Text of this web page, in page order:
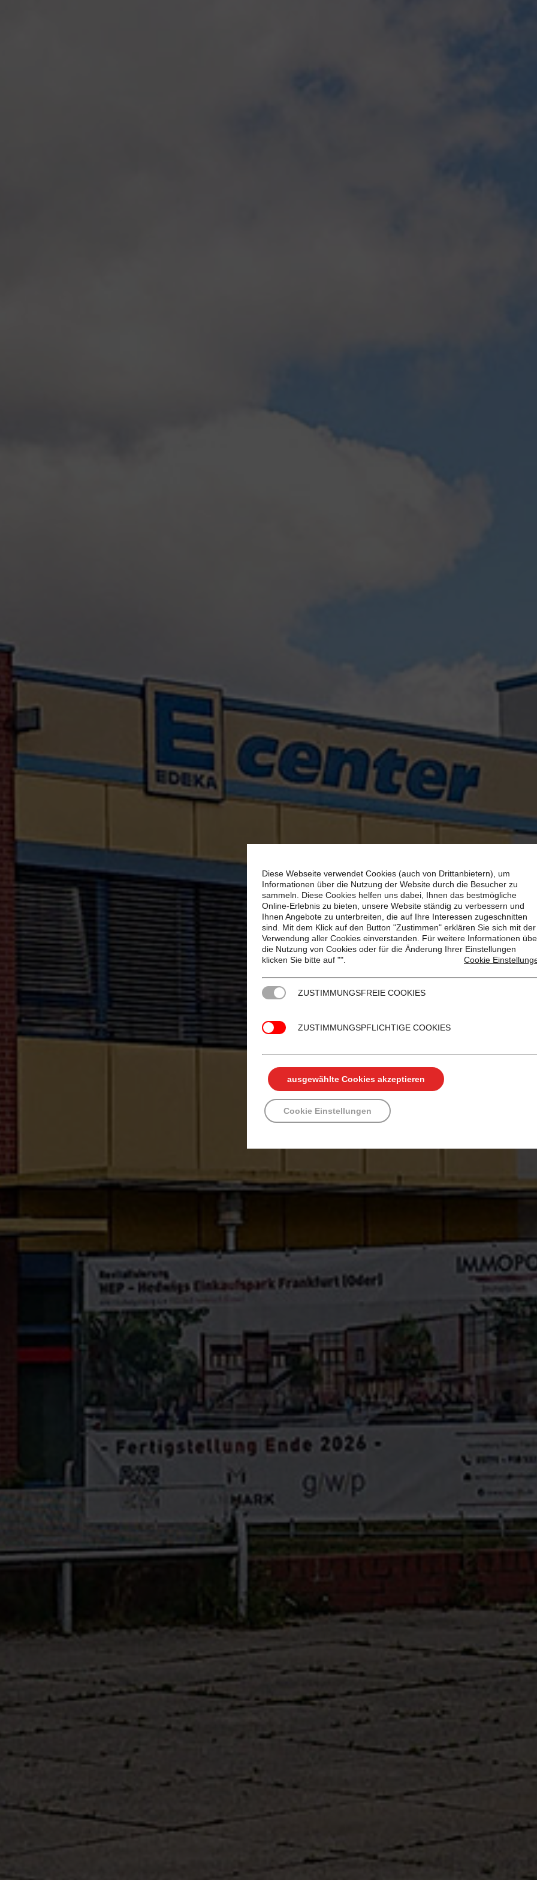
Diese Webseite verwendet Cookies (auch von Drittanbietern), um
Informationen über die Nutzung der Website durch die Besucher zu
sammeln. Diese Cookies helfen uns dabei, Ihnen das bestmögliche
Online-Erlebnis zu bieten, unsere Website ständig zu verbessern und
Ihnen Angebote zu unterbreiten, die auf Ihre Interessen zugeschnitten
sind. Mit dem Klick auf den Button "Zustimmen" erklären Sie sich mit der
Verwendung aller Cookies einverstanden. Für weitere Informationen
die Nutzung von Cookies oder für die Änderung Ihrer Einstellungen
klicken Sie bitte auf "
Cookie
".
ZUSTIMMUNGSFREIE COOKIES
ZUSTIMMUNGSPFLICHTIGE COOKIES
ausgewählte Cookies akzeptieren
Cookie Einstellungen